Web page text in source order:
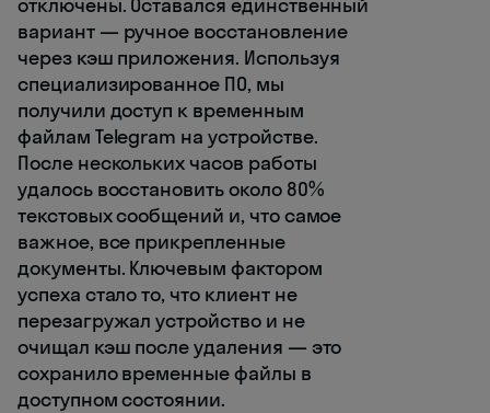
вариант — ручное восстановление
через кэш приложения. Используя
специализированное ПО, мы
получили доступ к временным
файлам Telegram на устройстве.
После нескольких часов работы
удалось восстановить около 80%
текстовых сообщений и, что самое
важное, все прикрепленные
документы. Ключевым фактором
успеха стало то, что клиент не
перезагружал устройство и не
очищал кэш после удаления — это
сохранило временные файлы в
доступном состоянии.